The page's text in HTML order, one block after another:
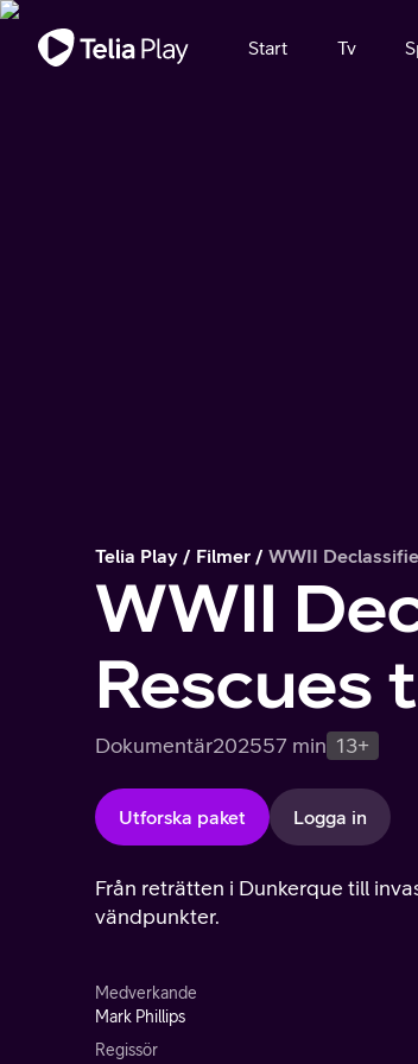
Viktigt meddelande
Start Tv
Telia Play Filmer WWII
WWII
Rescues
Dokumentär202557 min 13+
Utforska paket Logga in
Från reträtten i Dunkerque till
vändpunkter.
Medverkande
Mark Phillips
Regissör